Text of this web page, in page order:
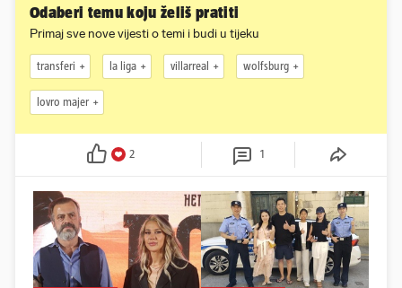
Odaberi temu koju želiš pratiti
Primaj sve nove vijesti o temi i budi u tijeku
transferi la liga villarreal wolfsburg
lovro majer
2 1